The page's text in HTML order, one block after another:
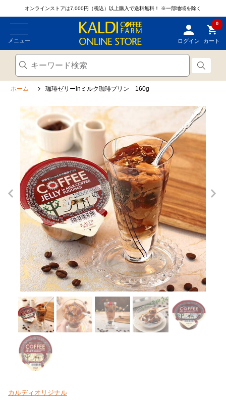
オンラインストアは7,000円（税込）以上購入で送料無料！ ※一部地域を除く
メニュー ログイン
0
カート
ホーム 珈琲ゼリーinミルク珈琲プリン 160g
カルディオリジナル